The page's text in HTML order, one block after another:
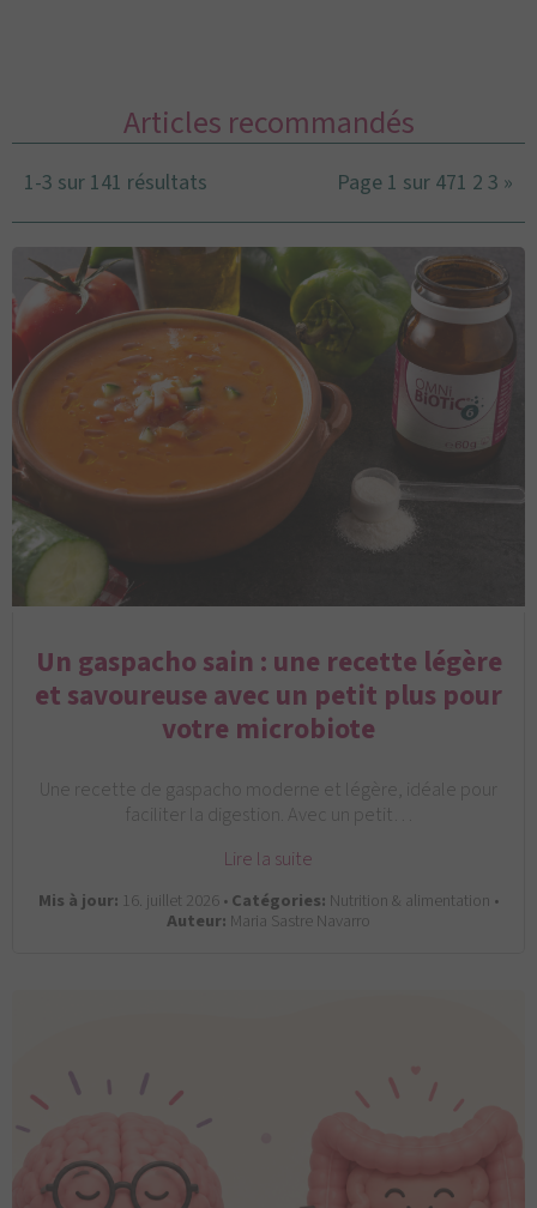
Articles recommandés
1-3 sur 141 résultats Page 1 sur 471 2 3 »
Un gaspacho sain : une recette légère
et savoureuse avec un petit plus pour
votre microbiote
Une recette de gaspacho moderne et légère, idéale pour
faciliter la digestion. Avec un petit…
Lire la suite
Mis à jour: 16. juillet 2026 •Catégories: Nutrition & alimentation •
Auteur: Maria Sastre Navarro